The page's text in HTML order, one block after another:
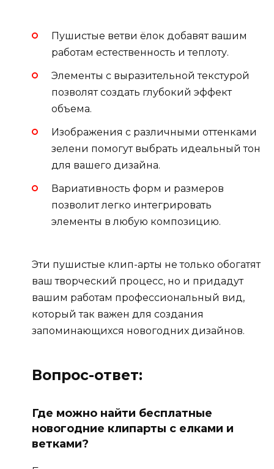
Пушистые ветви ёлок добавят вашим
работам естественность и теплоту.
Элементы с выразительной текстурой
позволят создать глубокий эффект
объема.
Изображения с различными оттенками
зелени помогут выбрать идеальный тон
для вашего дизайна.
Вариативность форм и размеров
позволит легко интегрировать
элементы в любую композицию.
Эти пушистые клип-арты не только обогатят
ваш творческий процесс, но и придадут
вашим работам профессиональный вид,
который так важен для создания
запоминающихся новогодних дизайнов.
Вопрос-ответ:
Где можно найти бесплатные
новогодние клипарты с елками и
ветками?